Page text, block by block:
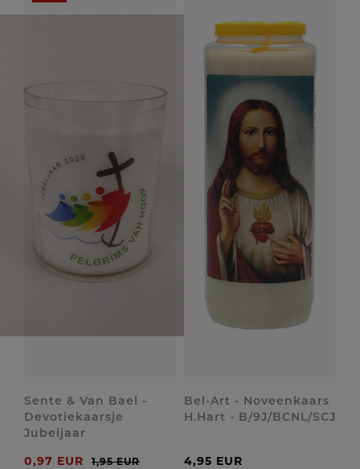
Sente & Van Bael -
Devotiekaarsje
Jubeljaar
0,97 EUR
1,95 EUR
Bel-Art - Noveenkaars
H.Hart - B/9J/BCNL/SCJ
4,95 EUR